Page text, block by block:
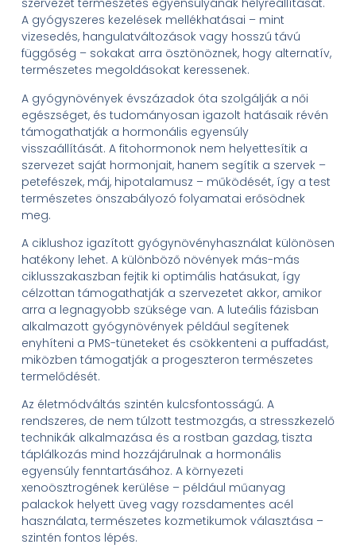
szervezet természetes egyensúlyának helyreállítását.
A gyógyszeres kezelések mellékhatásai – mint
vizesedés, hangulatváltozások vagy hosszú távú
függőség – sokakat arra ösztönöznek, hogy alternatív,
természetes megoldásokat keressenek.
A gyógynövények évszázadok óta szolgálják a női
egészséget, és tudományosan igazolt hatásaik révén
támogathatják a hormonális egyensúly
visszaállítását. A fitohormonok nem helyettesítik a
szervezet saját hormonjait, hanem segítik a szervek –
petefészek, máj, hipotalamusz – működését, így a test
természetes önszabályozó folyamatai erősödnek
meg.
A ciklushoz igazított gyógynövényhasználat különösen
hatékony lehet. A különböző növények más-más
ciklusszakaszban fejtik ki optimális hatásukat, így
célzottan támogathatják a szervezetet akkor, amikor
arra a legnagyobb szüksége van. A luteális fázisban
alkalmazott gyógynövények például segítenek
enyhíteni a PMS-tüneteket és csökkenteni a puffadást,
miközben támogatják a progeszteron természetes
termelődését.
Az életmódváltás szintén kulcsfontosságú. A
rendszeres, de nem túlzott testmozgás, a stresszkezelő
technikák alkalmazása és a rostban gazdag, tiszta
táplálkozás mind hozzájárulnak a hormonális
egyensúly fenntartásához. A környezeti
xenoösztrogének kerülése – például műanyag
palackok helyett üveg vagy rozsdamentes acél
használata, természetes kozmetikumok választása –
szintén fontos lépés.